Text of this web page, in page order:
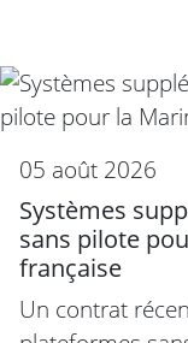
05 août 2026
Systèmes
sans pilote
française
Un contrat